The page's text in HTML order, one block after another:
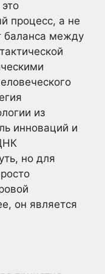
процесс, а не
баланса между
из
инноваций и
но для
он является